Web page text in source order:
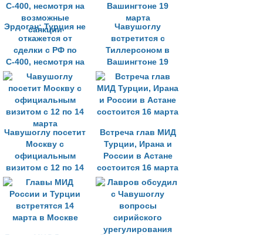
Эрдоган: Турция не
откажется от
сделки с РФ по
С-400, несмотря на
возможные
санкции
Чавушоглу
встретится с
Тиллерсоном в
Вашингтоне 19
марта
Чавушоглу посетит
Москву с
официальным
визитом с 12 по 14
марта
Встреча глав МИД
Турции, Ирана и
России в Астане
состоится 16 марта